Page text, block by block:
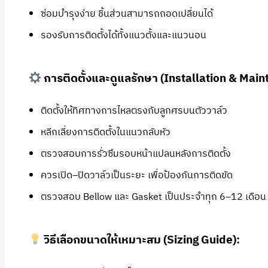
ซ่อมบำรุงง่าย ชิ้นส่วนสามารถถอดเปลี่ยนได้
รองรับการติดตั้งได้ทั้งแนวตั้งและแนวนอน
การติดตั้งและดูแลรักษา (Installation &
ติดตั้งให้ทิศทางการไหลตรงกับลูกศรบนตัววาล์ว
หลีกเลี่ยงการติดตั้งในแนวกลับหัว
ตรวจสอบการรั่วซึมรอบหน้าแปลนหลังการติดตั้ง
ควรเปิด–ปิดวาล์วเป็นระยะ เพื่อป้องกันการติดขัด
ตรวจสอบ Bellow และ Gasket เป็นประจำทุก 6–12 เดือน
วิธีเลือกขนาดให้เหมาะสม (Sizing Guide):